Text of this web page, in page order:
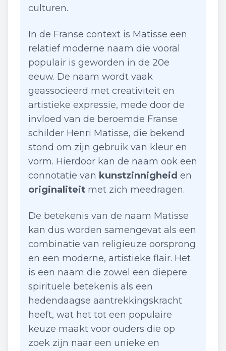
culturen.
In de Franse context is Matisse een
relatief moderne naam die vooral
populair is geworden in de 20e
eeuw. De naam wordt vaak
geassocieerd met creativiteit en
artistieke expressie, mede door de
invloed van de beroemde Franse
schilder Henri Matisse, die bekend
stond om zijn gebruik van kleur en
vorm. Hierdoor kan de naam ook een
connotatie van kunstzinnigheid en
originaliteit met zich meedragen.
De betekenis van de naam Matisse
kan dus worden samengevat als een
combinatie van religieuze oorsprong
en een moderne, artistieke flair. Het
is een naam die zowel een diepere
spirituele betekenis als een
hedendaagse aantrekkingskracht
heeft, wat het tot een populaire
keuze maakt voor ouders die op
zoek zijn naar een unieke en